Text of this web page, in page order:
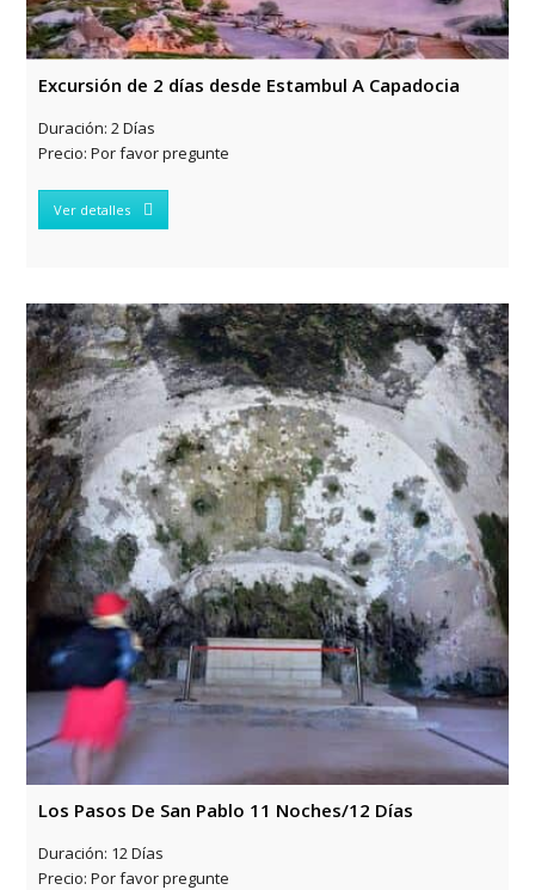
Excursión de 2 días desde Estambul A Capadocia
Duración: 2 Días
Precio: Por favor pregunte
Ver detalles
Los Pasos De San Pablo 11 Noches/12 Días
Duración: 12 Días
Precio: Por favor pregunte